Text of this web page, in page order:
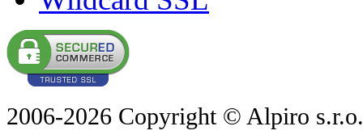
2006-2026 Copyright © Alpiro